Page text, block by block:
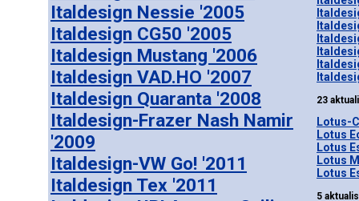
Italdesign Nessie '2005
Italdesign CG50 '2005
Italdesign Mustang '2006
Italdesign VAD.HO '2007
Italdesign Quaranta '2008
Italdesign-Frazer Nash Namir
'2009
Italdesign-VW Go! '2011
Italdesign Tex '2011
23
Lotus-
Lotus
Lotus
Lotus
Lotus
5